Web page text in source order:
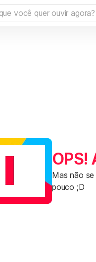
OPS!
Mas não
pouco ;D